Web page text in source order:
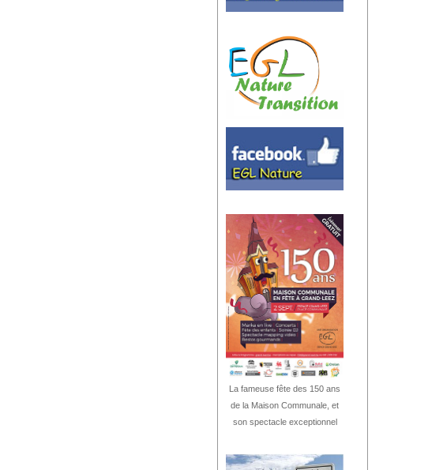
La fameuse fête des 150 ans
de la Maison Communale, et
son spectacle exceptionnel